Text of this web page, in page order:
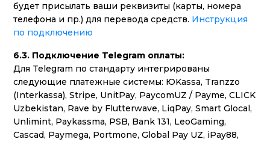
будет присылать ваши реквизиты (карты, номера
телефона и пр.) для перевода средств. Инструкция
по подключению
6.3. Подключение Telegram оплаты:
Для Telegram по стандарту интегрированы
следующие платежные системы: ЮKassa, Tranzzo
(Interkassa), Stripe, UnitPay, PaycomUZ / Payme, CLICK
Uzbekistan, Rave by Flutterwave, LiqPay, Smart Glocal,
Unlimint, Paykassma, PSB, Bank 131, LeoGaming,
Cascad, Paymega, Portmone, Global Pay UZ, iPay88,